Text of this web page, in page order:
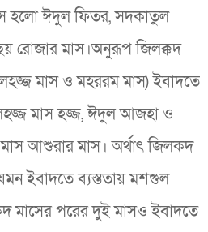
হলো ঈদুল ফিতর, সদকাতুল
রোজার মাস।অনুরূপ জিলক্কদ
মাস ও মহররম মাস) ইবাদতে
মাস হজ্জ, ঈদুল আজহা ও
আশুরার মাস। অর্থাৎ জিলকদ
ইবাদতে ব্যস্ততায় মশগুল
মাসের পরের দুই মাসও ইবাদতে